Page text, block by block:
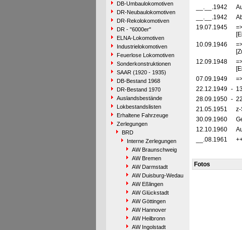
DB-Umbaulokomotiven
DR-Neubaulokomotiven
DR-Rekolokomotiven
DR - "6000er"
ELNA-Lokomotiven
Industrielokomotiven
Feuerlose Lokomotiven
Sonderkonstruktionen
SAAR (1920 - 1935)
DB-Bestand 1968
DR-Bestand 1970
Auslandsbestände
Lokbestandslisten
Erhaltene Fahrzeuge
Zerlegungen
BRD
Interne Zerlegungen
AW Braunschweig
AW Bremen
AW Darmstadt
AW Duisburg-Wedau
AW Eßlingen
AW Glückstadt
AW Göttingen
AW Hannover
AW Heilbronn
AW Ingolstadt
__.__.1942
__.__.1942
19.07.1945
10.09.1946
12.09.1948
07.09.1949
22.12.1949 -
28.09.1950 -
21.05.1951
30.09.1960
12.10.1960
__.08.1961
Fotos